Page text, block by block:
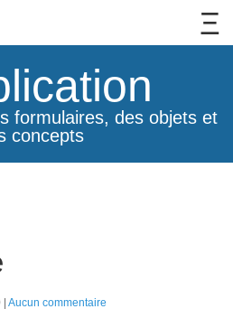
formulaires, des objets et
concepts
Aucun commentaire